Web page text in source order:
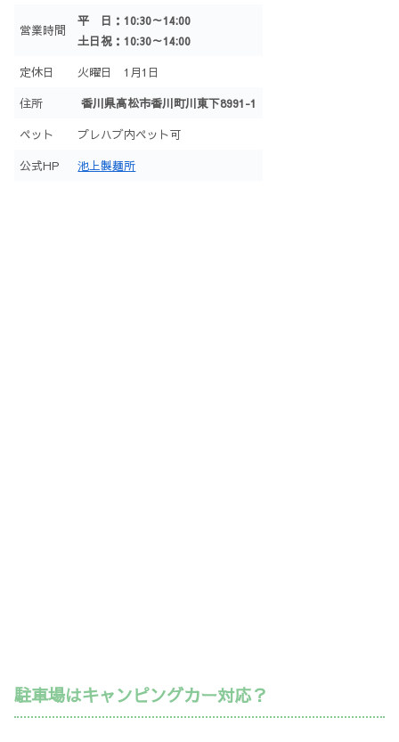
営業時間
平 日：10:30～14:00
土日祝：10:30～14:00
定休日 火曜日 1月1日
住所 香川県高松市香川町川東下8991-1
ペット プレハブ内ペット可
公式HP 池上製麺所
駐車場はキャンピングカー対応？